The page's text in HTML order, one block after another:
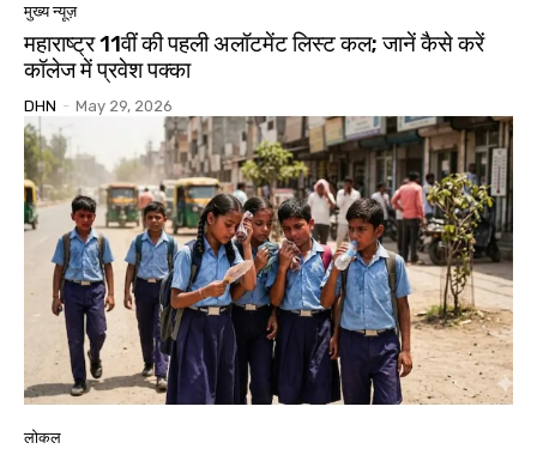
मुख्य न्यूज़
महाराष्ट्र 11वीं की पहली अलॉटमेंट लिस्ट कल; जानें कैसे करें
कॉलेज में प्रवेश पक्का
DHN - May 29, 2026
लोकल